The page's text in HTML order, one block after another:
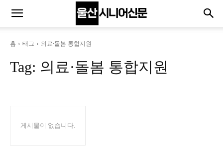
홈 태그 의료·돌봄 통합지원
Tag: 의료·돌봄 통합지원
게시물이 없습니다.